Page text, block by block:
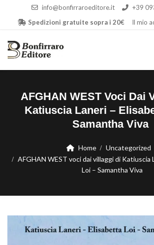
info@bonfirraroeditore.it
+39
Spedizioni gratuite sopra i 20€
Il mio
AFGHAN WEST Voci Dai
Katiuscia Laneri –
Samantha Viva
Home
Uncategorized
AFGHAN WEST voci dai villaggi di Katiuscia
Loi – Samantha Viva